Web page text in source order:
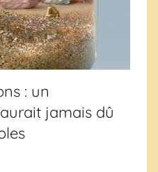
: un
jamais dû